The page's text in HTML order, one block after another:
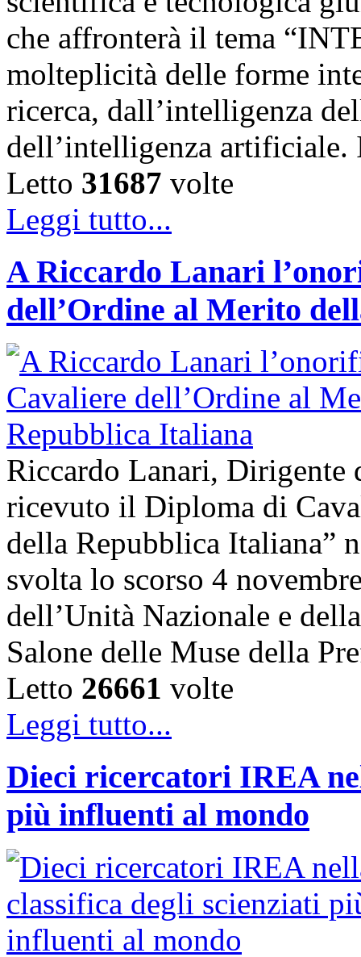
che affronterà il tema
molteplicità delle forme
ricerca, dall’intelligenza
dell’intelligenza
Letto 31687 volte
Leggi tutto...
A Riccardo Lanari
dell’Ordine al Merito
Riccardo Lanari, Dirigente
ricevuto il Diploma di
della Repubblica Italiana”
svolta lo scorso 4
dell’Unità Nazionale e
Salone delle Muse della
Letto 26661 volte
Leggi tutto...
Dieci ricercatori IREA
più influenti al mondo